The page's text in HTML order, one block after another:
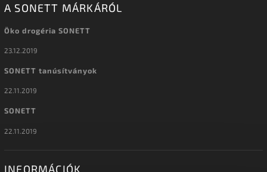
A SONETT MÁRKÁRÓL
Öko drogéria SONETT
23.12.2019
SONETT tanúsítványok
22.11.2019
SONETT
22.11.2019
INFORMÁCIÓK